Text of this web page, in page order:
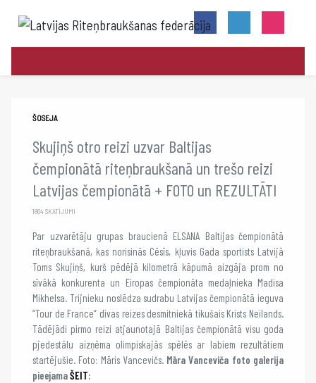
ŠOSEJA
Skujiņš otro reizi uzvar Baltijas
čempionātā riteņbraukšanā un trešo reizi
Latvijas čempionātā + FOTO un REZULTĀTI
1864 SKATĪJUMI
Par uzvarētāju grupas braucienā ELSANA Baltijas čempionātā
riteņbraukšanā, kas norisinās Cēsīs, kļuvis Gada sportists Latvijā
Toms Skujiņš, kurš pēdējā kilometrā kāpumā aizgāja prom no
sīvākā konkurenta un Eiropas čempionāta medaļnieka Madisa
Mikhelsa. Trijnieku noslēdza sudrabu Latvijas čempionātā ieguva
“Tour de France” divas reizes desmitniekā tikušais Krists Neilands.
Tādējādi pirmo reizi atjaunotajā Baltijas čempionātā visu goda
pjedestālu aizņēma olimpiskajās spēlēs ar labiem rezultātiem
startējušie. Foto: Māris Vancevičs. Māra Vanceviča foto galerija
pieejamaŠEIT: